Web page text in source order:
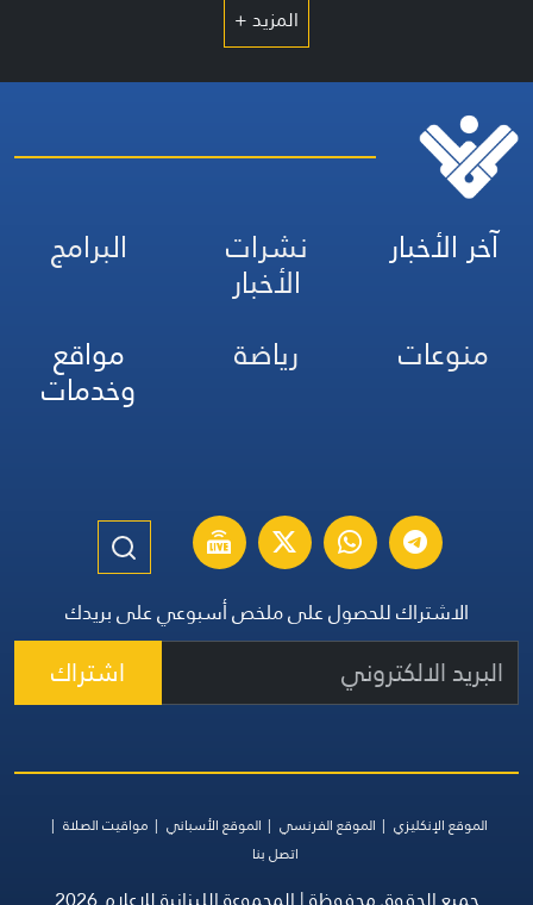
المزيد +
آخر الأخبار نشرات
الأخبار
البرامج
منوعات
رياضة مواقع
وخدمات
الاشتراك للحصول على ملخص أسبوعي على بريدك
اشتراك
الموقع الإنكليزي الموقع الفرنسي الموقع الأسباني
مواقيت الصلاة
اتصل بنا